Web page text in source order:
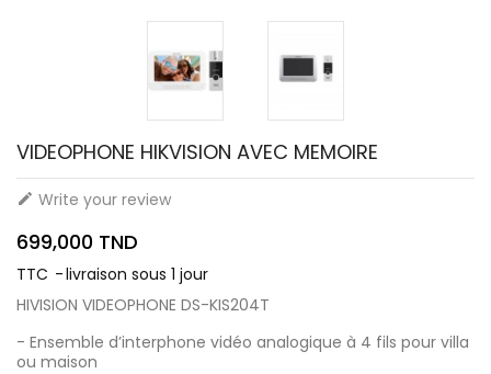
VIDEOPHONE HIKVISION AVEC MEMOIRE
 Write your review
699,000 TND
TTC
livraison sous 1 jour
HIVISION VIDEOPHONE DS-KIS204T
- Ensemble d’interphone vidéo analogique à 4 fils pour villa
ou maison